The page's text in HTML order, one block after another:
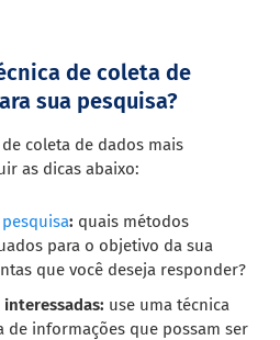
de coleta de
sua pesquisa?
coleta de dados mais
as dicas abaixo:
: quais métodos
para o objetivo da sua
que você deseja responder?
use uma técnica
de informações que possam ser